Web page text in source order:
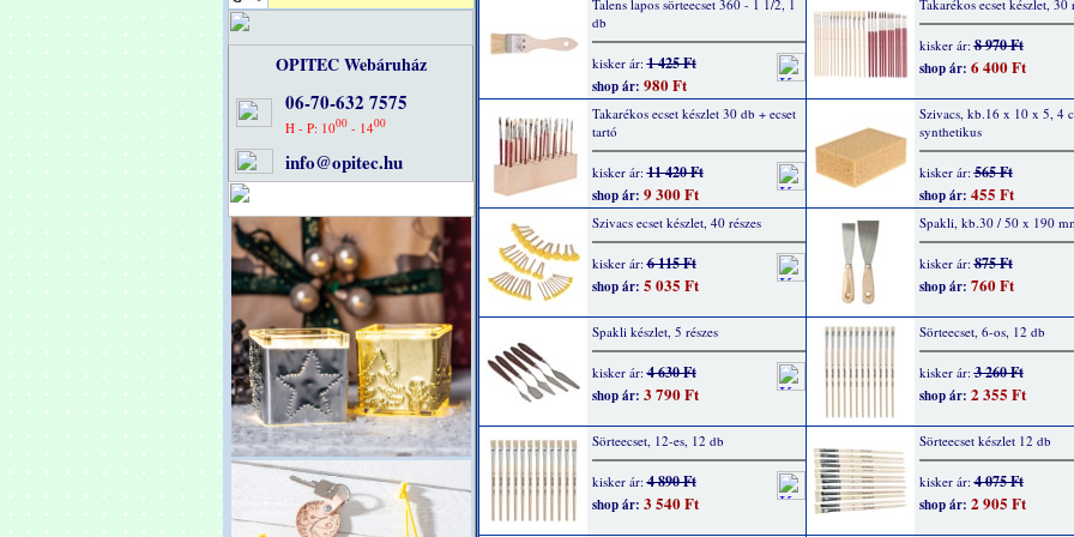
OPITEC Webáruház
06-70-632 7575
H - P: 1000 - 1400
info@opitec.hu
Talens lapos sörteecset 360 - 1 1/2, 1
db
kisker ár:1 425 Ft
shop ár: 980 Ft
Takarékos ecset készlet, 30
kisker ár:8 970 Ft
shop ár: 6 400 Ft
Takarékos ecset készlet 30 db + ecset
tartó
kisker ár:11 420 Ft
shop ár: 9 300 Ft
Szivacs, kb.16 x 10 x 5, 4
synthetikus
kisker ár:565 Ft
shop ár: 455 Ft
Szivacs ecset készlet, 40 részes
kisker ár:6 115 Ft
shop ár: 5 035 Ft
Spakli, kb.30 / 50 x 190
kisker ár:875 Ft
shop ár: 760 Ft
Spakli készlet, 5 részes
kisker ár:4 630 Ft
shop ár: 3 790 Ft
Sörteecset, 6-os, 12 db
kisker ár:3 260 Ft
shop ár: 2 355 Ft
Sörteecset, 12-es, 12 db
kisker ár:4 890 Ft
shop ár: 3 540 Ft
Sörteecset készlet 12 db
kisker ár:4 075 Ft
shop ár: 2 905 Ft